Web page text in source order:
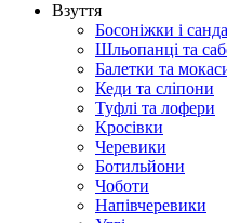
Взуття
Босоніжки і
Шльопанці та
Балетки та
Кеди та сліпони
Туфлі та лофери
Кросівки
Черевики
Ботильйони
Чоботи
Напівчеревики